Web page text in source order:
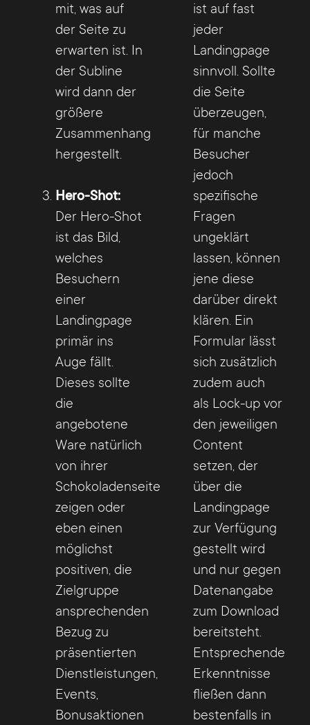
mit, was auf
der Seite zu
erwarten ist. In
der Subline
wird dann der
größere
Zusammenhang
hergestellt.
Hero-Shot:
Der Hero-Shot
ist das Bild,
welches
Besuchern
einer
Landingpage
primär ins
Auge fällt.
Dieses sollte
die
angebotene
Ware natürlich
von ihrer
Schokoladenseite
zeigen oder
eben einen
möglichst
positiven, die
Zielgruppe
ansprechenden
Bezug zu
präsentierten
Dienstleistungen,
Events,
Bonusaktionen
ist auf fast
jeder
Landingpage
sinnvoll. Sollte
die Seite
überzeugen,
für manche
Besucher
jedoch
spezifische
Fragen
ungeklärt
lassen, können
jene diese
darüber direkt
klären. Ein
Formular lässt
sich zusätzlich
zudem auch
als Lock-up vor
den jeweiligen
Content
setzen, der
über die
Landingpage
zur Verfügung
gestellt wird
und nur gegen
Datenangabe
zum Download
bereitsteht.
Entsprechende
Erkenntnisse
fließen dann
bestenfalls in